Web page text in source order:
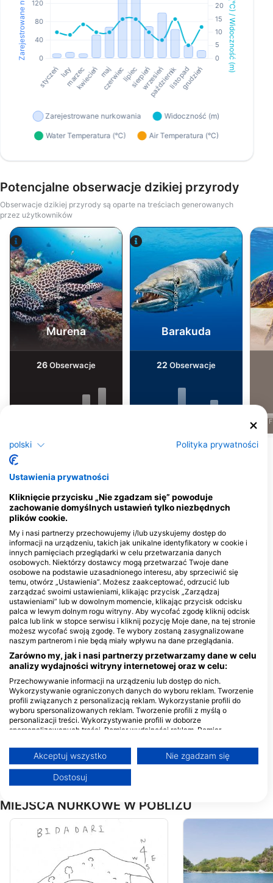
Potencjalne obserwacje dzikiej przyrody
Obserwacje dzikiej przyrody są oparte na treściach generowanych
przez użytkowników
Alamy-WaterFrame
Murena
26Obserwacje
iStock-Global_Pics
Barakuda
22 Obserwacje
F
Centra nurkowe obsługujące to miejsce
nurkowe
iDIVE Komodo, PT Halo Bajo
Wisata
Jl. Opseter Maun nomer 9, 86754
Labuan Bajo, NT - Indonezja
UBER SCUBA KOMODO
Jl. Soekarno Hatta, Labuan Bajo,
Kec. Komodo, Kabupaten
Manggarai Barat, Nusa Tenggara
Tim, 86754 Manggarai Barat, NT -
Indonezja
Wet Frog Divers
RT/RW 005/002 Labuan
Bajo Desa Gorontalo Kec,
NT - Indonezja
Red Whale Dive Center & Tours, Red Whale Dive Komodo
Jl. Soekarno Hatta Kampung
Ujung Lingkungan 1, 86554
Batara Baruna
JL. H. ISHAKA 88 KEL.
GORONTALO, Kec. Komodo,
86763 Labuan Bajo. Kec.
Komodo, NT - Indonezja
MIEJSCA NURKOWE W POBLIŻU
polski Polityka prywatności
Ustawienia prywatności
Kliknięcie przycisku „Nie zgadzam się” powoduje
zachowanie domyślnych ustawień tylko niezbędnych
plików cookie.
My i nasi partnerzy przechowujemy i/lub uzyskujemy dostęp do
informacji na urządzeniu, takich jak unikalne identyfikatory w cookie i
innych pamięciach przeglądarki w celu przetwarzania danych
osobowych. Niektórzy dostawcy mogą przetwarzać Twoje dane
osobowe na podstawie uzasadnionego interesu, aby sprzeciwić się
temu, otwórz „Ustawienia”. Możesz zaakceptować, odrzucić lub
zarządzać swoimi ustawieniami, klikając przycisk „Zarządzaj
ustawieniami” lub w dowolnym momencie, klikając przycisk odcisku
palca w lewym dolnym rogu witryny. Aby wycofać zgodę kliknij odcisk
palca lub link w stopce serwisu i kliknij pozycję Moje dane, na tej stronie
możesz wycofać swoją zgodę. Te wybory zostaną zasygnalizowane
naszym partnerom i nie będą miały wpływu na dane przeglądania.
Zarówno my, jak i nasi partnerzy przetwarzamy dane w celu
analizy wydajności witryny internetowej oraz w celu:
Przechowywanie informacji na urządzeniu lub dostęp do nich.
Wykorzystywanie ograniczonych danych do wyboru reklam. Tworzenie
profili związanych z personalizacją reklam. Wykorzystanie profili do
wyboru spersonalizowanych reklam. Tworzenie profili z myślą o
personalizacji treści. Wykorzystywanie profili w doborze
spersonalizowanych treści. Pomiar wydajności reklam. Pomiar
kombinacji danych z różnych źródeł. Opracowywanie i ulepszanie usług.
Wykorzystywanie ograniczonych danych do wyboru treści
Więcej informacji na temat wykorzystania danych przez Google można
znaleźć tutaj: https://business.safety.google/privacy/
Twoja zgoda i polityka cookie dotyczą wyłącznie tej witryny/aplikacji.
Wyświetl listę partnerów (1 dostawców IAB)
Używamy Twoich danych w następujących celach:
Cele przetwarzania IAB:
Przechowywanie informacji na urządzeniu
lub dostęp do nich
Akceptuj wszystko Nie zgadzam się
Dostosuj